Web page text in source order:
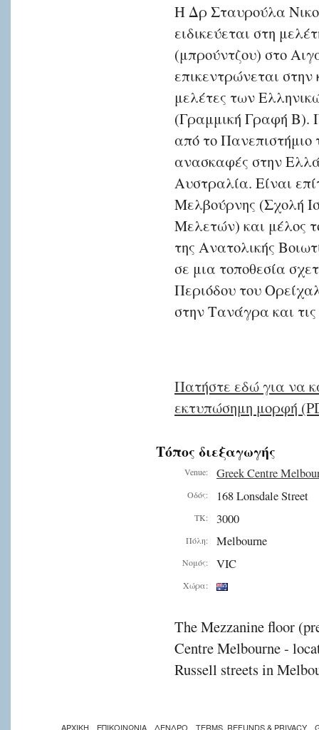
Η Δρ Σταυρούλα
ειδικεύεται στη
(μπρούντζου) στο
επικεντρώνεται
μελέτες των
(Γραμμική Γραφή Β).
από το Πανεπιστήμιο
ανασκαφές στην
Αυστραλία. Είναι
Μελβούρνης (Σχολή
Μελετών) και μέλος
της Ανατολικής
σε μια τοποθεσία
Περιόδου του
στην Τανάγρα και
Πατήστε εδώ για να
εκτυπώσημη μορφή
Τόπος διεξαγωγής
Venue: Greek Centre
Οδός: 168 Lonsdale Street
ΤΚ: 3000
Πόλη: Melbourne
Νομός: VIC
Χώρα:
The Mezzanine floor
Centre Melbourne -
Russell streets in
ΑΡΧΙΚΗ ΕΠΙΚΟΙΝΩΝΙΑ ΔΕΝΔΡΟ TERMS, REFUNDS & PRIVACY